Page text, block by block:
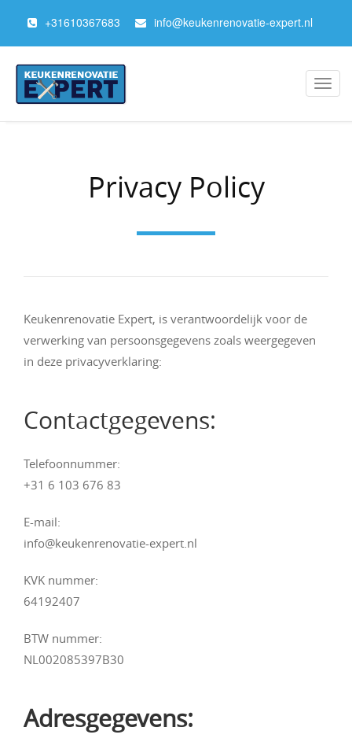
+31610367683 info@keukenrenovatie-expert.nl
Privacy Policy
Keukenrenovatie Expert, is verantwoordelijk voor de
verwerking van persoonsgegevens zoals weergegeven
in deze privacyverklaring:
Contactgegevens:
Telefoonnummer:
+31 6 103 676 83
E-mail:
info@keukenrenovatie-expert.nl
KVK nummer:
64192407
BTW nummer:
NL002085397B30
Adresgegevens: